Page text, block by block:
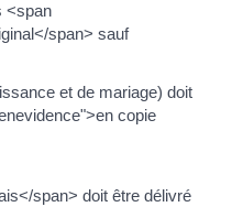
<span
span> sauf
et de mariage) doit
copie
span> doit être délivré